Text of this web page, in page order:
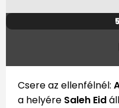
Csere az ellenfélnél:
a helyére Saleh Eid